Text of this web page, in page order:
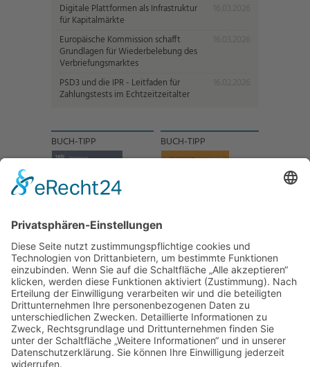
Digitale Plattformen als Infrastruktur
für Kapitalmärkte
Europäische Kommission schafft
Grundlagen für Wiederbelebung des
Verbriefungsmarktes
PSD3 und die IPR - Leitfaden für
Zahlungstests im Echtzeitzeitalter
BUCH-TIPP BUCH-TIPP